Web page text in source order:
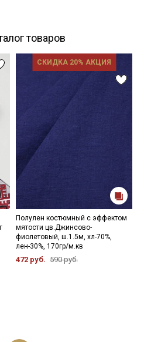
товаров
СКИДКА 20% АКЦИЯ
Полулен костюмный с эффектом
мятости цв.Джинсово-
фиолетовый, ш.1.5м, хл-70%,
лен-30%, 170гр/м.кв
472 руб. 590 руб.